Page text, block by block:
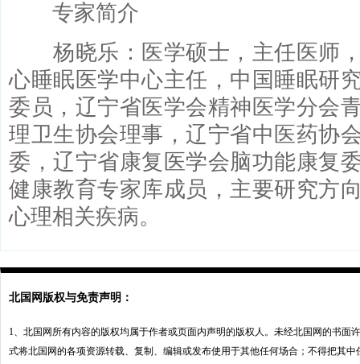
专家简介
杨晓乐：医学硕士，主任医师，
心睡眠医学中心主任，中国睡眠研
委员，辽宁省医学会精神医学分会
理卫生协会理事，辽宁省中医药协
委，辽宁省康复医学会脑功能康复
健康教育专家库成员，主要研究方
心理相关疾病。
北国网版权与免责声明：
1、北国网所有内容的版权均属于作者或页面内声明的版权人。未经北国网的书面
式将北国网的各项资源转载、复制、编辑或发布使用于其他任何场合；不得把其